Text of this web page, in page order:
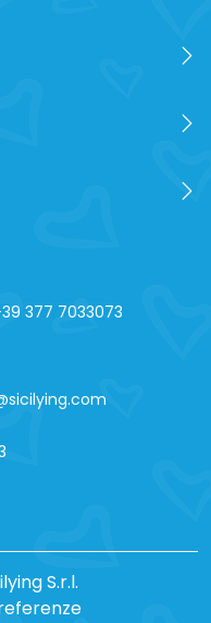
377 7033073
S.r.l.